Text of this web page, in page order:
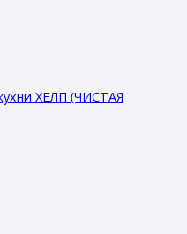
ХЕЛП (ЧИСТАЯ